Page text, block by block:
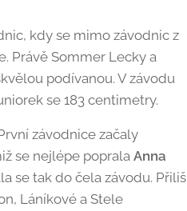
kdy se mimo závodnic z
Právě Sommer Lecky a
podívanou. V závodu
se 183 centimetry.
závodnice začaly
se nejlépe poprala Anna
se tak do čela závodu. Přiliš
Láníkové a Stele